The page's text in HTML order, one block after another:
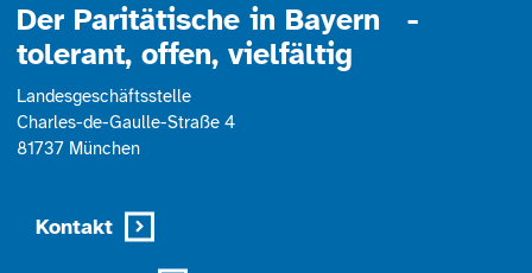
Der Paritätische in Bayern -
tolerant, offen, vielfältig
Landesgeschäftsstelle
Charles-de-Gaulle-Straße 4
81737 München
Kontakt